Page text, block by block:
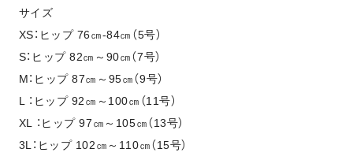
サイズ
XS：ヒップ 76㎝-84㎝（5号）
S：ヒップ 82㎝～90㎝（7号）
M：ヒップ 87㎝～95㎝（9号）
L ：ヒップ 92㎝～100㎝（11号）
XL ：ヒップ 97㎝～105㎝（13号）
3L：ヒップ 102㎝～110㎝（15号）